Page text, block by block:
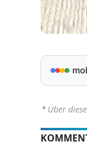
⋆ Über